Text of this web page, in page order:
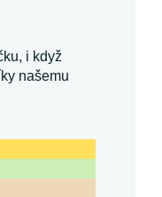
i když
našemu